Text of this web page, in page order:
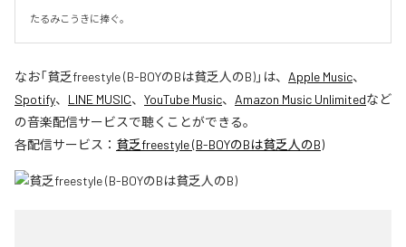
たるみこうきに捧ぐ。
なお「貧乏freestyle (B-BOYのBは貧乏人のB)」は、 Apple Music、
Spotify、 LINE MUSIC、 YouTube Music、 Amazon Music Unlimitedなど
の音楽配信サービスで聴くことができる。
各配信サービス： 貧乏freestyle (B-BOYのBは貧乏人のB)